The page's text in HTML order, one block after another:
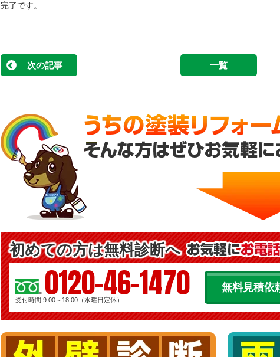
完了です。
次の記事 一覧
初めての方は無料診断へ
0120-46-1470
受付時間 9:00～18:00（水曜日定休）
無料見積依